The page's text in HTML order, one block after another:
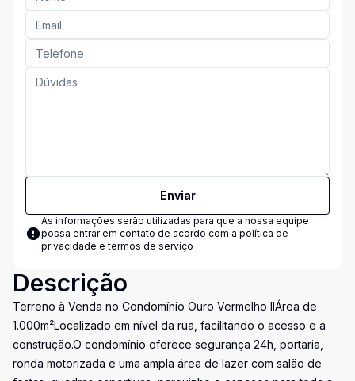
Enviar
As informações serão utilizadas para que a nossa equipe
possa entrar em contato de acordo com a política de
privacidade e termos de serviço
Descrição
Terreno à Venda no Condomínio Ouro Vermelho IIÁrea de
1.000m²Localizado em nível da rua, facilitando o acesso e a
construção.O condomínio oferece segurança 24h, portaria,
ronda motorizada e uma ampla área de lazer com salão de